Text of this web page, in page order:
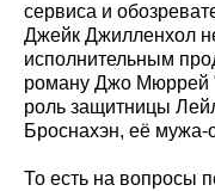
сервиса и
Джейк Джилленхол
исполнительным
роману Джо Мюррей
роль защитницы
Броснахэн, её
То есть на вопросы